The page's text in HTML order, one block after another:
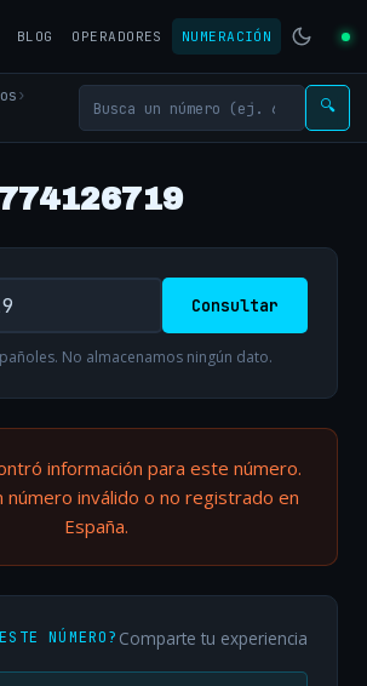
BLOG OPERADORES NUMERACIÓN
›
🔍
Consultar
No almacenamos ningún dato.
información para este número.
número inválido o no registrado en
España.
NÚMERO? Comparte tu experiencia